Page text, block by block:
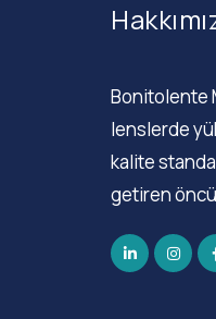
Bonitolente
lenslerde
kalite
getiren öncü